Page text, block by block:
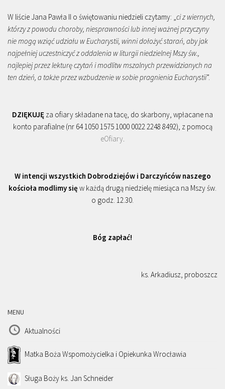
W liście Jana Pawła II o świętowaniu niedzieli czytamy: „ci z wiernych,
którzy z powodu choroby, niesprawności lub innej ważnej przyczyny
nie mogą wziąć udziału w Eucharystii, winni dołożyć starań, aby jak
najpełniej uczestniczyć z oddalenia w liturgii niedzielnej Mszy św.,
najlepiej przez lekturę czytań i modlitw mszalnych przewidzianych na
ten dzień, a także przez wzbudzenie w sobie pragnienia Eucharystii”.
DZIĘKUJĘ za ofiary składane na tacę, do skarbony, wpłacane na
konto parafialne (nr 64 1050 1575 1000 0022 2248 8492), z pomocą
eOfiary.
W intencji wszystkich Dobrodziejów i Darczyńców naszego
kościoła modlimy się w każdą drugą niedzielę miesiąca na Mszy św.
o godz. 12.30.
Bóg zapłać!
ks. Arkadiusz, proboszcz
MENU
Aktualności
Matka Boża Wspomożycielka i Opiekunka Wrocławia
Sługa Boży ks. Jan Schneider